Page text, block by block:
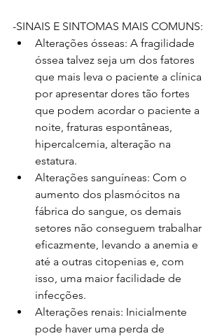
-SINAIS E SINTOMAS MAIS COMUNS:
Alterações ósseas: A fragilidade
óssea talvez seja um dos fatores
que mais leva o paciente a clínica
por apresentar dores tão fortes
que podem acordar o paciente a
noite, fraturas espontâneas,
hipercalcemia, alteração na
estatura.
Alterações sanguíneas: Com o
aumento dos plasmócitos na
fábrica do sangue, os demais
setores não conseguem trabalhar
eficazmente, levando a anemia e
até a outras citopenias e, com
isso, uma maior facilidade de
infecções.
Alterações renais: Inicialmente
pode haver uma perda de